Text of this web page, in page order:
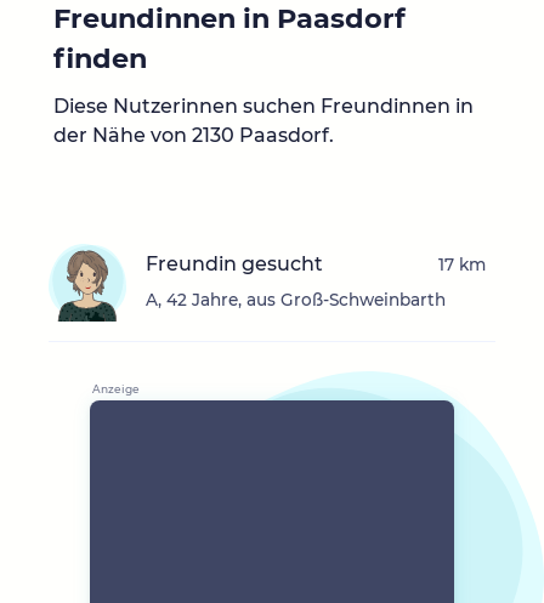
Freundinnen in Paasdorf
finden
Diese Nutzerinnen suchen Freundinnen in
der Nähe von 2130 Paasdorf.
Freundin gesucht
A, 42 Jahre, aus Groß-Schweinbarth
17 km